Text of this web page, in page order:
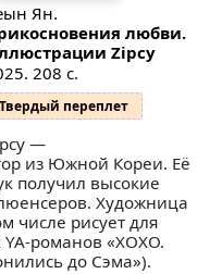
Ян.
любви.
Zipcy
208 с.
Твердый переплет
—
из Южной Кореи. Её
получил высокие
Художница
числе рисует для
романов «ХОХО.
до Сэма»).